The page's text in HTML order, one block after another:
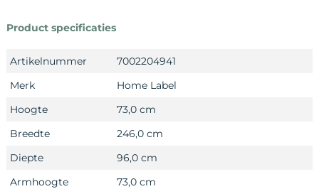
Product specificaties
Artikelnummer
7002204941
Merk
Home Label
Hoogte
73,0 cm
Breedte
246,0 cm
Diepte
96,0 cm
Armhoogte
73,0 cm